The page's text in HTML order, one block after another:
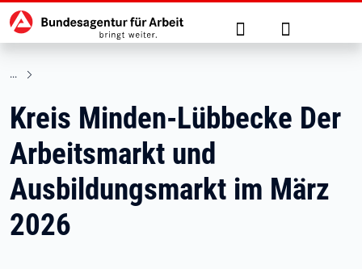
zu den Hauptinhalten springen
Hauptnavigation Suche Anmelden
Kreis Minden-Lübbecke Der
Arbeitsmarkt und
Ausbildungsmarkt im März
2026